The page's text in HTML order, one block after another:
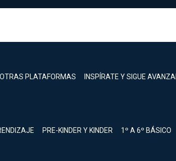
PLATAFORMAS INSPÍRATE Y SIGUE
PRE-KINDER Y KINDER 1º A 6º BÁSICO